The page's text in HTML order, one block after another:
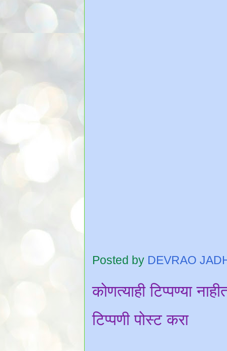
Posted by DEVRAO
कोणत्याही टिप्पण्‍या
टिप्पणी पोस्ट करा